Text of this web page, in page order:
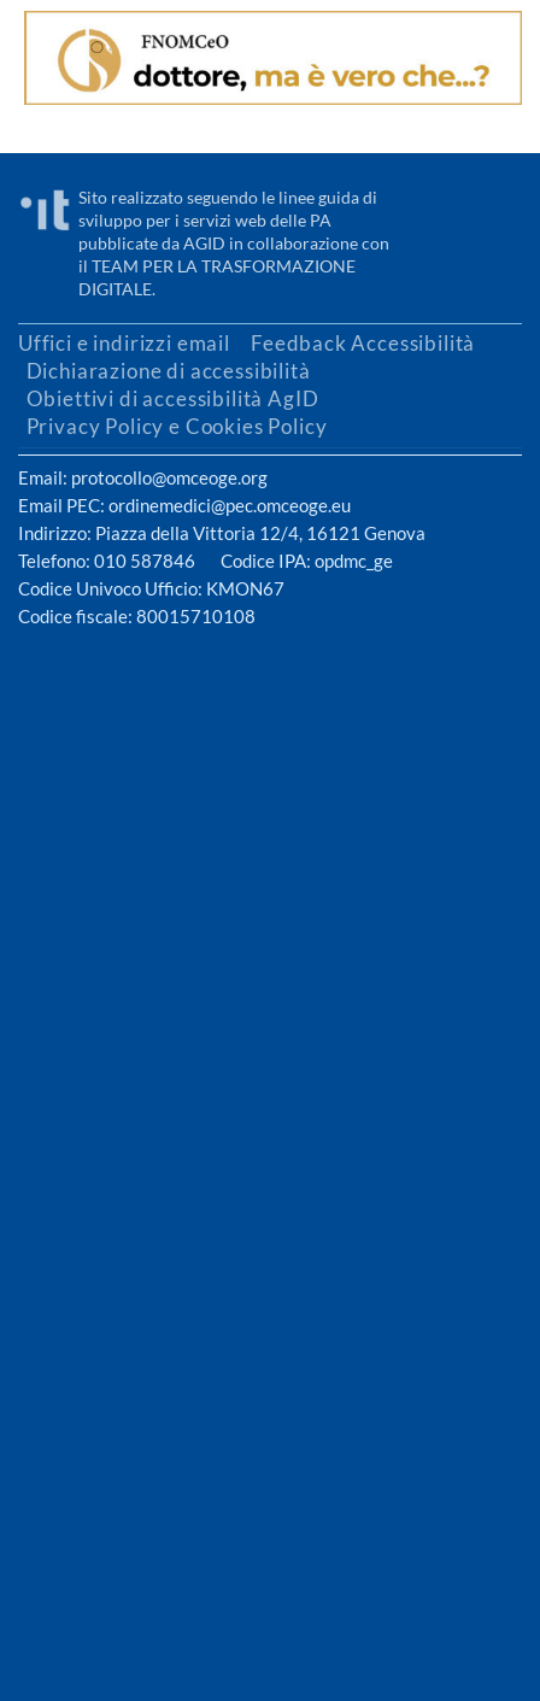
Sito realizzato seguendo le linee guida di
sviluppo per i servizi web delle PA
pubblicate da AGID in collaborazione con
il TEAM PER LA TRASFORMAZIONE
DIGITALE.
Uffici e indirizzi email
Feedback Accessibilità
Dichiarazione di accessibilità
Obiettivi di accessibilità AgID
Privacy Policy e Cookies Policy
Email: protocollo@omceoge.org
Email PEC: ordinemedici@pec.omceoge.eu
Indirizzo: Piazza della Vittoria 12/4, 16121 Genova
Telefono: 010 587846 Codice IPA: opdmc_ge
Codice Univoco Ufficio: KMON67
Codice fiscale: 80015710108